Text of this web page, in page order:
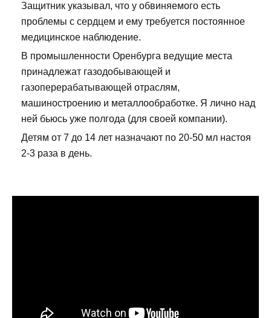
Защитник указывал, что у обвиняемого есть
проблемы с сердцем и ему требуется постоянное
медицинское наблюдение.
В промышленности Оренбурга ведущие места
принадлежат газодобывающей и
газоперерабатывающей отраслям,
машиностроению и металлообработке. Я лично над
ней бьюсь уже полгода (для своей компании).
Детям от 7 до 14 лет назначают по 20-50 мл настоя
2-3 раза в день.